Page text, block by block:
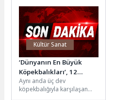
Kültür Sanat
‘Dünyanın En Büyük
Köpekbalıkları’, 12
Temmuz Pazar Saat
20.00’de National
Aynı anda üç dev
köpekbalığıyla karşılaşan